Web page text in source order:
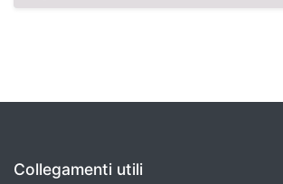
Collegamenti utili